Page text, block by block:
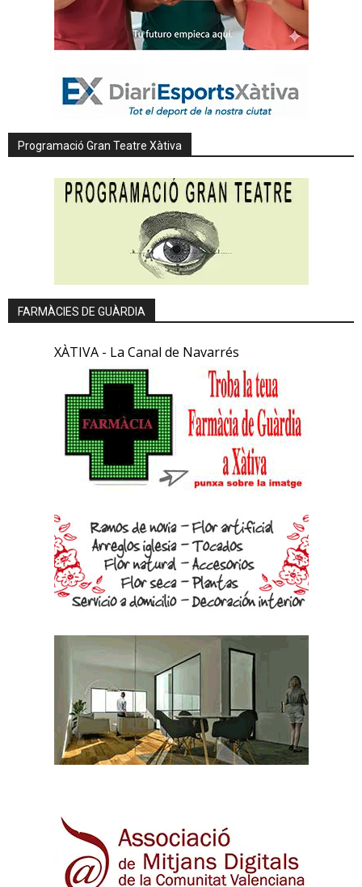
Programació Gran Teatre Xàtiva
FARMÀCIES DE GUÀRDIA
XÀTIVA - La Canal de Navarrés